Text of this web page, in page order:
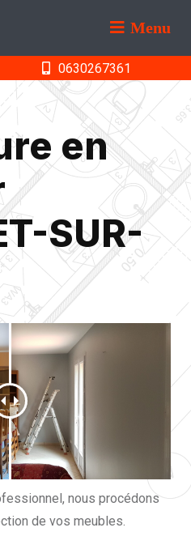
Menu
0630267361
en
SUR-
nous procédons
de vos meubles.